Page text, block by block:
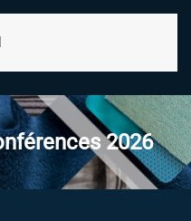
2026